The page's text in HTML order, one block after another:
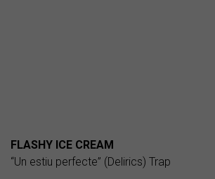
FLASHY ICE CREAM
“Un estiu perfecte” (Delirics) Trap